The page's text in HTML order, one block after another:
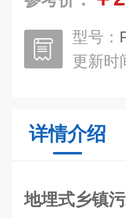
型号：
更新时
详情介绍
地埋式乡镇